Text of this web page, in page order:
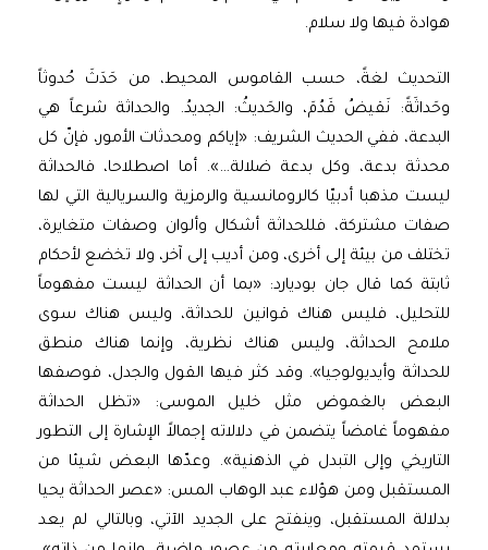
هوادة فيها ولا سلام.
التحديث لغةً، حسب القاموس المحيط، من حَدَثَ حُدوثاً
وحَداثَةً: نَقيضُ قَدُمَ، والحَديثُ: الجديدُ. والحداثة شرعاً هي
البدعة، ففي الحديث الشريف: «إياكم ومحدثات الأمور، فإنّ كل
محدثة بدعة، وكل بدعة ضلالة…». أما اصطلاحا، فالحداثة
ليست مذهبا أدبيّا كالرومانسية والرمزية والسريالية التي لها
صفات مشتركة، فللحداثة أشكال وألوان وصفات متغايرة،
تختلف من بيئة إلى أخرى، ومن أديب إلى آخر، ولا تخضع لأحكام
ثابتة كما قال جان بوديارد: «بما أن الحداثة ليست مفهوماً
للتحليل، فليس هناك قوانين للحداثة، وليس هناك سوى
ملامح الحداثة، وليس هناك نظرية، وإنما هناك منطق
للحداثة وأيديولوجيا». وقد كثر فيها القول والجدل، فوصفها
البعض بالغموض مثل خليل الموسى: «تظل الحداثة
مفهوماً غامضاً يتضمن في دلالاته إجمالاً الإشارة إلى التطور
التاريخي وإلى التبدل في الذهنية». وعدّها البعض شيئا من
المستقبل ومن هؤلاء عبد الوهاب المس: «عصر الحداثة يحيا
بدلالة المستقبل، وينفتح على الجديد الآتي، وبالتالي لم يعد